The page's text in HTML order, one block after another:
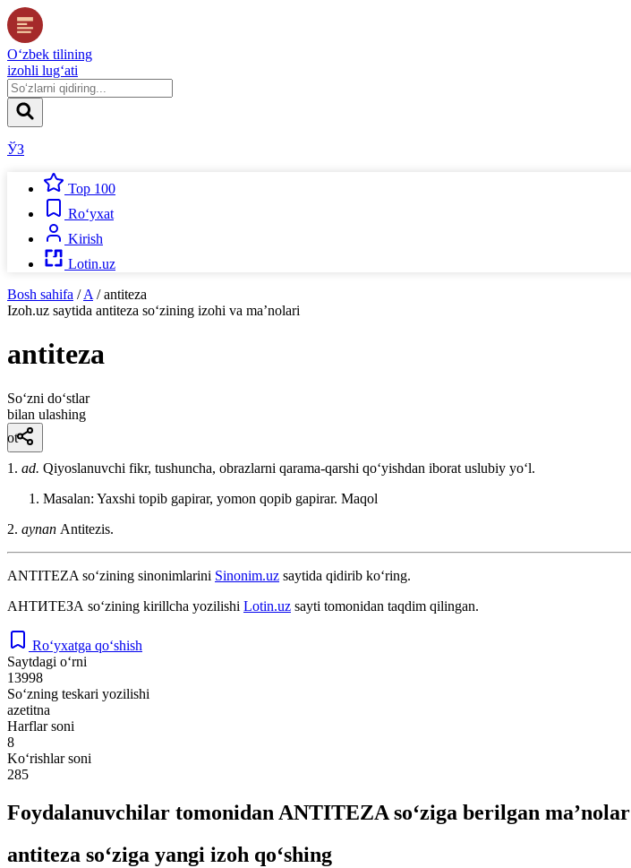
O‘zbek tilining
izohli lug‘ati
ЎЗ
Top 100
Ro‘yxat
Kirish
Lotin.uz
Bosh sahifa / A / antiteza
Izoh.uz saytida antiteza so‘zining izohi va ma’nolari
antiteza
So‘zni do‘stlar
bilan ulashing
ot
1. ad. Qiyoslanuvchi fikr, tushuncha, obrazlarni qarama-qarshi qoʻyishdan iborat uslubiy yoʻl.
Masalan: Yaxshi topib gapirar, yomon qopib gapirar. Maqol
2. aynan Antitezis.
ANTITEZA so‘zining sinonimlarini Sinonim.uz saytida qidirib ko‘ring.
АНТИТЕЗА so‘zining kirillcha yozilishi Lotin.uz sayti tomonidan taqdim qilingan.
Ro‘yxatga qo‘shish
Saytdagi o‘rni
13998
So‘zning teskari yozilishi
azetitna
Harflar soni
8
Ko‘rishlar soni
285
Foydalanuvchilar tomonidan ANTITEZA so‘ziga berilgan ma’nolar
antiteza so‘ziga yangi izoh qo‘shing